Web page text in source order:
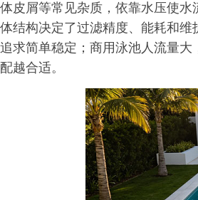
体皮屑等常见杂质，依靠水压使
体结构决定了过滤精度、能耗和
追求简单稳定；商用泳池人流量
配越合适。